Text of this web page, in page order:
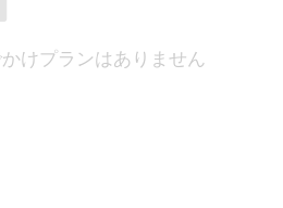
けプランはありません